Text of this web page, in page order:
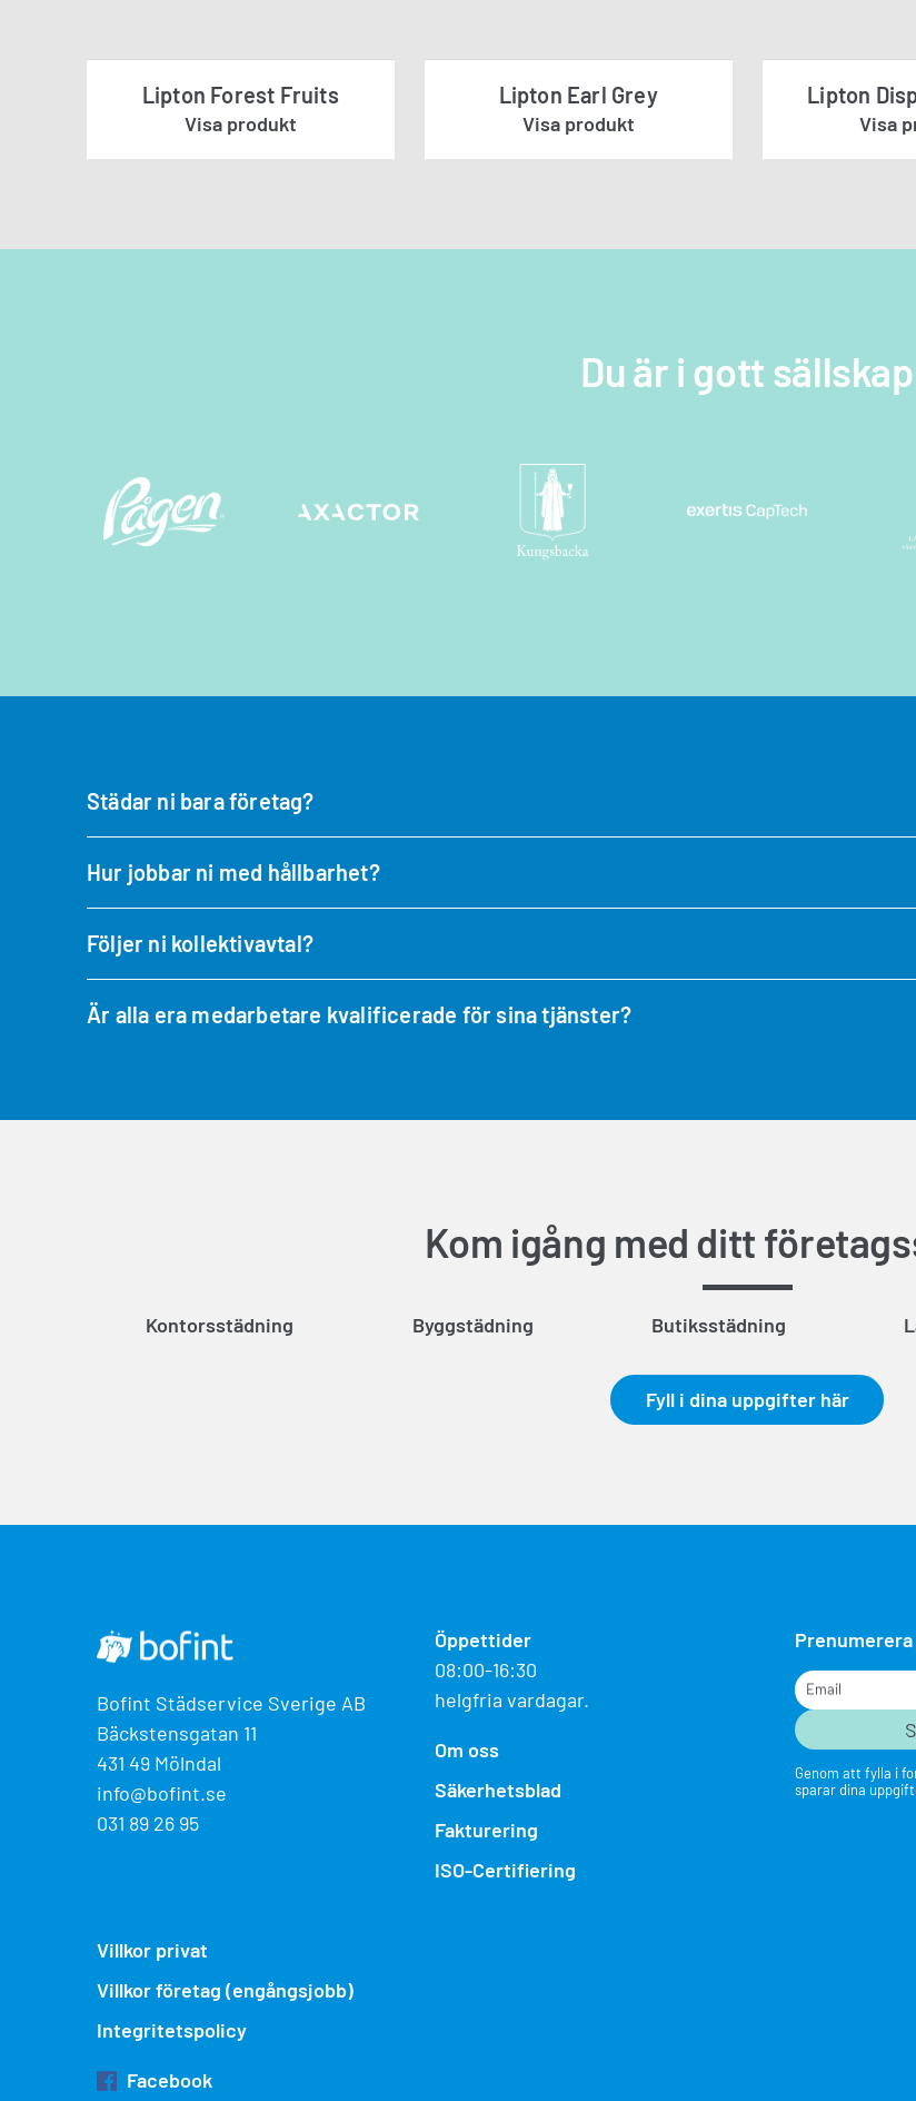
Lipton Forest Fruits
Visa produkt
Lipton Earl Grey
Visa produkt
Lipton
Visa
Du är i gott sällskap
Städar ni bara företag?
Hur jobbar ni med hållbarhet?
Följer ni kollektivavtal?
Är alla era medarbetare kvalificerade för sina tjänster?
Kom igång med ditt
Kontorsstädning Byggstädning Butiksstädning
Fyll i dina uppgifter här
Bofint Städservice Sverige AB
Bäckstensgatan 11
431 49 Mölndal
info@bofint.se
031 89 26 95
Öppettider
08:00-16:30
helgfria vardagar.
Om oss
Säkerhetsblad
Fakturering
ISO-Certifiering
Email
Genom att fylla i
sparar dina
Villkor privat
Villkor företag (engångsjobb)
Integritetspolicy
Facebook
Kontakta oss
Jag godkänner integritetspolicyn *